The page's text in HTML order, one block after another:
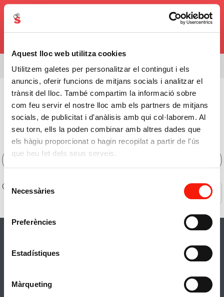
Aquest lloc web utilitza cookies
Utilitzem galetes per personalitzar el contingut i els
anuncis, oferir funcions de mitjans socials i analitzar el
trànsit del lloc. També compartim la informació sobre
com feu servir el nostre lloc amb els partners de mitjans
socials, de publicitat i d'anàlisis amb qui col·laborem. Al
seu torn, ells la poden combinar amb altres dades que
els hàgiu proporcionat o hagin recopilat a partir de l'ús
que heu fet dels seus serveis.
Necessàries
Preferències
Estadístiques
Màrqueting
0,00€
Estàs veient l'assortiment de08338
Cura Personal Cosmètica Facial > Tractaments Intensius
Comprar Tractaments
Intensius Online
0 de 0 productes
Ofertes